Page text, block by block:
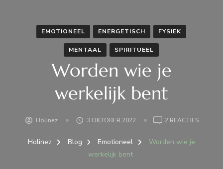
EMOTIONEEL ENERGETISCH FYSIEK
MENTAAL SPIRITUEEL
Worden wie je
werkelijk bent
Holinez 3 OKTOBER 2022 2 REACTIESOP
Holinez Blog Emotioneel
Worden wie je
werkelijk bent